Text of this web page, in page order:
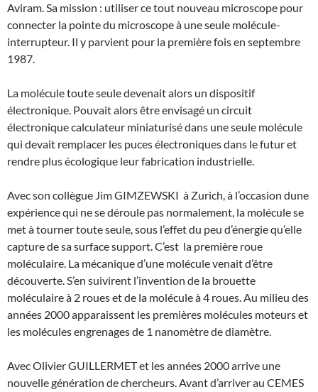
Aviram. Sa mission : utiliser ce tout nouveau microscope pour
connecter la pointe du microscope à une seule molécule-
interrupteur. Il y parvient pour la première fois en septembre
1987.
La molécule toute seule devenait alors un dispositif
électronique. Pouvait alors être envisagé un circuit
électronique calculateur miniaturisé dans une seule molécule
qui devait remplacer les puces électroniques dans le futur et
rendre plus écologique leur fabrication industrielle.
Avec son collègue Jim GIMZEWSKI à Zurich, à l’occasion dune
expérience qui ne se déroule pas normalement, la molécule se
met à tourner toute seule, sous l’effet du peu d’énergie qu’elle
capture de sa surface support. C’est la première roue
moléculaire. La mécanique d’une molécule venait d’être
découverte. S’en suivirent l’invention de la brouette
moléculaire à 2 roues et de la molécule à 4 roues. Au milieu des
années 2000 apparaissent les premières molécules moteurs et
les molécules engrenages de 1 nanomètre de diamètre.
Avec Olivier GUILLERMET et les années 2000 arrive une
nouvelle génération de chercheurs. Avant d’arriver au CEMES